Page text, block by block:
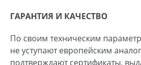
ГАРАНТИЯ И КАЧЕСТВО
По своим техническим
не уступают европейским
подтверждают сертификаты,